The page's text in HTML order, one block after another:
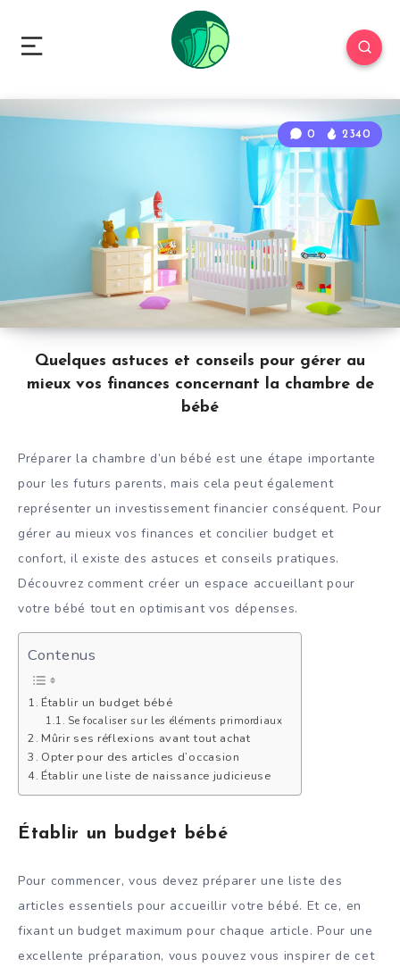
Quelques astuces et conseils pour gérer au
mieux vos finances concernant la chambre de
bébé
0 2340
Préparer la chambre d’un bébé est une étape importante
pour les futurs parents, mais cela peut également
représenter un investissement financier conséquent. Pour
gérer au mieux vos finances et concilier budget et
confort, il existe des astuces et conseils pratiques.
Découvrez comment créer un espace accueillant pour
votre bébé tout en optimisant vos dépenses.
Contenus
Établir un budget bébé
Se focaliser sur les éléments primordiaux
Mûrir ses réflexions avant tout achat
Opter pour des articles d’occasion
Établir une liste de naissance judicieuse
Établir un budget bébé
Pour commencer, vous devez préparer une liste des
articles essentiels pour accueillir votre bébé. Et ce, en
fixant un budget maximum pour chaque article. Pour une
excellente préparation, vous pouvez vous inspirer de cet